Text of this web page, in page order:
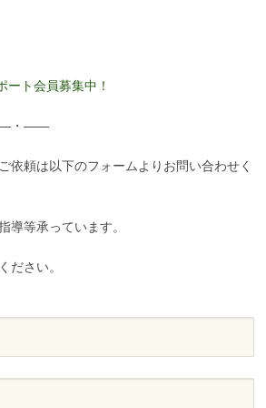
ト会員募集中！
・――
依頼は以下のフォームよりお問い合わせく
導等承っています。
ださい。